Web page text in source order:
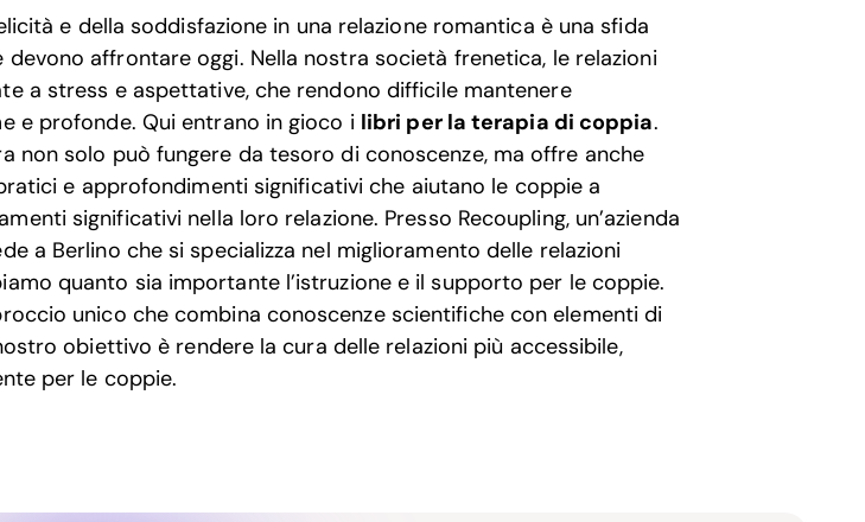
e della soddisfazione in una relazione romantica è una sfida
affrontare oggi. Nella nostra società frenetica, le relazioni
a stress e aspettative, che rendono difficile mantenere
e profonde. Qui entrano in gioco i libri per la terapia di coppia.
non solo può fungere da tesoro di conoscenze, ma offre anche
e approfondimenti significativi che aiutano le coppie a
significativi nella loro relazione. Presso Recoupling, un’azienda
a Berlino che si specializza nel miglioramento delle relazioni
quanto sia importante l’istruzione e il supporto per le coppie.
unico che combina conoscenze scientifiche con elementi di
obiettivo è rendere la cura delle relazioni più accessibile,
per le coppie.